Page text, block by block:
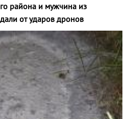
района и мужчина из
от ударов дронов